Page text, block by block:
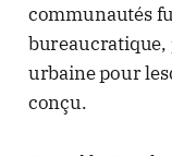
communautés
bureaucratique,
urbaine pour
conçu.